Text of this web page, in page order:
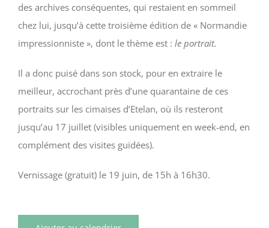
des archives conséquentes, qui restaient en sommeil
chez lui, jusqu’à cette troisième édition de « Normandie
impressionniste », dont le thème est : le portrait.
Il a donc puisé dans son stock, pour en extraire le
meilleur, accrochant près d’une quarantaine de ces
portraits sur les cimaises d’Etelan, où ils resteront
jusqu’au 17 juillet (visibles uniquement en week-end, en
complément des visites guidées).
Vernissage (gratuit) le 19 juin, de 15h à 16h30.